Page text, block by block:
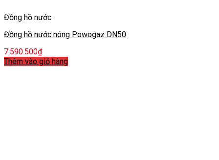
Đồng hồ nước
Đồng hồ nước nóng Powogaz DN50
7.590.500₫
Thêm vào giỏ hàng